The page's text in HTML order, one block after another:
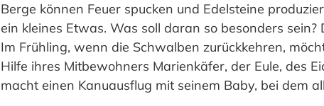
Berge können Feuer spucken und Edelsteine
ein kleines Etwas. Was soll daran so besonders
Im Frühling, wenn die Schwalben zurückkehren,
Hilfe ihres Mitbewohners Marienkäfer, der Eule, des
macht einen Kanuausflug mit seinem Baby, bei dem